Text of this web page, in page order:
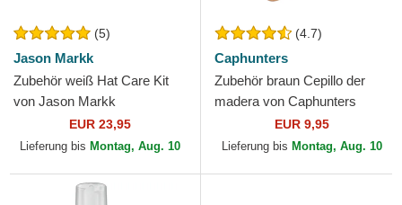
(5)
Jason Markk
Zubehör weiß Hat Care Kit
von Jason Markk
EUR 23,95
Lieferung bis Montag, Aug. 10
(4.7)
Caphunters
Zubehör braun Cepillo der
madera von Caphunters
EUR 9,95
Lieferung bis Montag, Aug. 10